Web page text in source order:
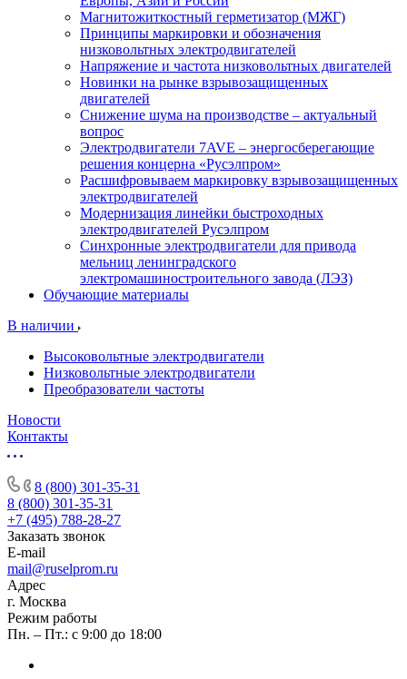
Магнитожиткостный герметизатор (МЖГ)
Принципы маркировки и обозначения
низковольтных электродвигателей
Напряжение и частота низковольтных двигателей
Новинки на рынке взрывозащищенных
двигателей
Снижение шума на производстве – актуальный
вопрос
Электродвигатели 7AVE – энергосберегающие
решения концерна «Русэлпром»
Расшифровываем маркировку взрывозащищенных
электродвигателей
Модернизация линейки быстроходных
электродвигателей Русэлпром
Синхронные электродвигатели для привода
мельниц ленинградского
электромашиностроительного завода (ЛЭЗ)
Обучающие материалы
В наличии
Высоковольтные электродвигатели
Низковольтные электродвигатели
Преобразователи частоты
Новости
Контакты
8 (800) 301-35-31
8 (800) 301-35-31
+7 (495) 788-28-27
Заказать звонок
E-mail
mail@ruselprom.ru
Адрес
г. Москва
Режим работы
Пн. – Пт.: с 9:00 до 18:00